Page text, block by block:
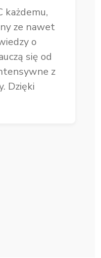
każdemu,
ze nawet
o
się od
z
Dzięki